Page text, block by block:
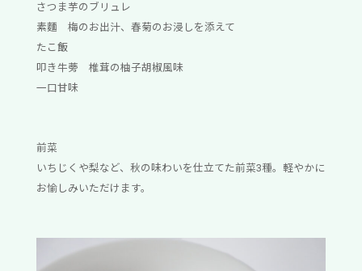
さつま芋のブリュレ
素麵 梅のお出汁、春菊のお浸しを添えて
たこ飯
叩き牛蒡 椎茸の柚子胡椒風味
一口甘味
前菜
いちじくや梨など、秋の味わいを仕立てた前菜3種。軽やかに
お愉しみいただけます。